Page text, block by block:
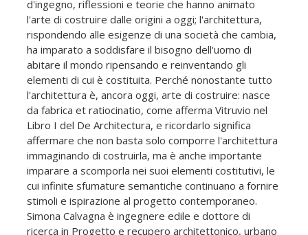
d'ingegno, riflessioni e teorie che hanno animato
l'arte di costruire dalle origini a oggi; l'architettura,
rispondendo alle esigenze di una società che cambia,
ha imparato a soddisfare il bisogno dell'uomo di
abitare il mondo ripensando e reinventando gli
elementi di cui è costituita. Perché nonostante tutto
l'architettura è, ancora oggi, arte di costruire: nasce
da fabrica et ratiocinatio, come afferma Vitruvio nel
Libro I del De Architectura, e ricordarlo significa
affermare che non basta solo comporre l'architettura
immaginando di costruirla, ma è anche importante
imparare a scomporla nei suoi elementi costitutivi, le
cui infinite sfumature semantiche continuano a fornire
stimoli e ispirazione al progetto contemporaneo.
Simona Calvagna è ingegnere edile e dottore di
ricerca in Progetto e recupero architettonico, urbano